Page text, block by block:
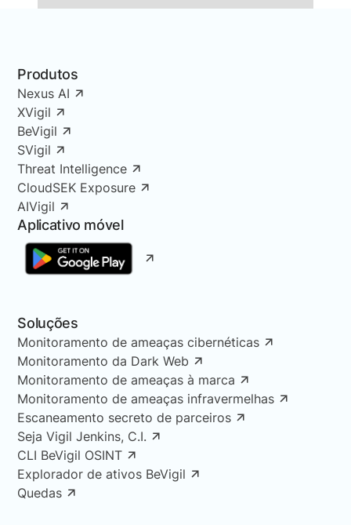
Produtos
Nexus AI
XVigil
BeVigil
SVigil
Threat Intelligence
CloudSEK Exposure
AIVigil
Aplicativo móvel
Soluções
Monitoramento de ameaças cibernéticas
Monitoramento da Dark Web
Monitoramento de ameaças à marca
Monitoramento de ameaças infravermelhas
Escaneamento secreto de parceiros
Seja Vigil Jenkins, C.I.
CLI BeVigil OSINT
Explorador de ativos BeVigil
Quedas